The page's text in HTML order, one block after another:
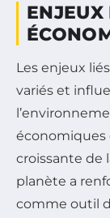
Les enjeux liés
variés et
économiques
croissante de
planète a
comme outil